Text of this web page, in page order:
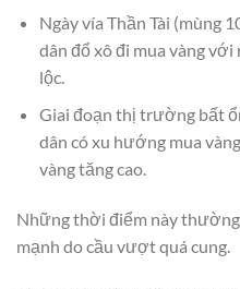
Ngày vía Thần Tài (mùng
dân đổ xô đi mua vàng với
lộc.
Giai đoạn thị trường bất
dân có xu hướng mua
vàng tăng cao.
Những thời điểm này
mạnh do cầu vượt quá cung.